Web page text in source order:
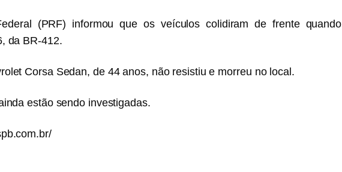
(PRF) informou que os veículos colidiram de frente quando
da BR-412.
Corsa Sedan, de 44 anos, não resistiu e morreu no local.
estão sendo investigadas.